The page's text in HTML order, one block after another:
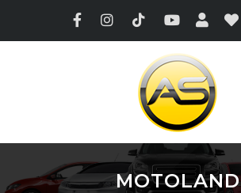
MOTOLAND